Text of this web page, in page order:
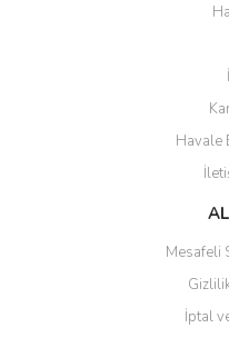
Ürün resmi kalitesiz,
Ürün açıklamasında
Ürün bilgilerinde hatalar
Ürün fiyatı diğer sitelerden
Bu ürüne benzer farklı
Havale
Mesafeli
İptal